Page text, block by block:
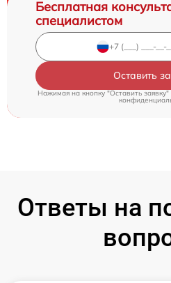
Бесплатная
специалистом
Оставить
Нажимая на кнопку "Оставить
Ответы на